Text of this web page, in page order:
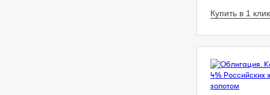
Купить в 1 клик